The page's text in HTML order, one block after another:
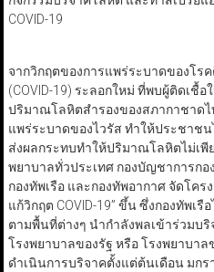
COVID-19
จากวิกฤตของการแพร่ระบาดของโร
(COVID-19) ระลอกใหม่ ที่พบผู้ติดเชื้
ปริมาณโลหิตสำรองของสภากาชาด
แพร่ระบาดของไวรัส ทำให้ประชาช
ส่งผลกระทบทำให้ปริมาณโลหิตไม่เพี
พยาบาลทั่วประเทศ กองบัญชาการก
กองทัพเรือ และกองทัพอากาศ จัดโคร
แก้วิกฤต COVID-19” ขึ้น ซึ่งกองทัพเ
ตามพื้นที่ต่างๆ นำกำลังพลเข้าร่วมบ
โรงพยาบาลของรัฐ หรือ โรงพยาบา
ดำเนินการบริจาคตั้งแต่ต้นเดือน มก